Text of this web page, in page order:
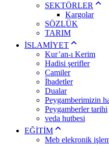
SEKTÖRLER
Kargolar
SÖZLÜK
TARIM
İSLAMİYET
Kur’an-ı Kerim
Hadisi şerifler
Camiler
İbadetler
Dualar
Peygamberimizin
Peygamberler tarihi
veda hutbesi
EĞİTİM
Meb elekronik